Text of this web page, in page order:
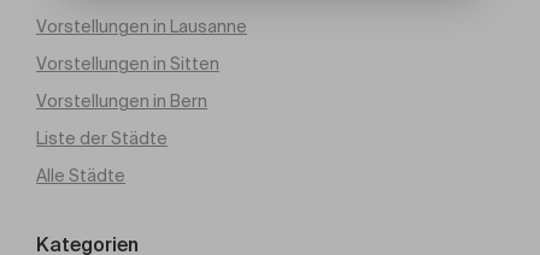
Vorstellungen in Lausanne
Vorstellungen in Sitten
Vorstellungen in Bern
Liste der Städte
Alle Städte
Kategorien